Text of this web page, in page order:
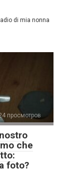
di mia nonna
просмотров
che
foto?